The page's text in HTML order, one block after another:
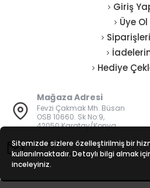
Giriş
Üye Ol
Hediye
Mağaza Adresi
Fevzi Çakmak Mh. Büsan
OSB 10660. Sk No:9,
42050 Karatay/Konya
E-Posta
bilgi@vatanisguvenligi.com
Sitemizde sizlere özelleştirilmiş bir
kullanılmaktadır. Detaylı bilgi almak
inceleyiniz.